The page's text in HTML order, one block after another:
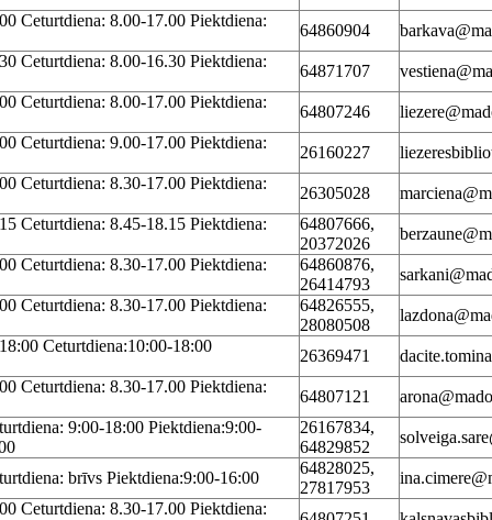
Ceturtdiena: 8.00-17.00 Piektdiena:
64860904
Ceturtdiena: 8.00-16.30 Piektdiena:
64871707
Ceturtdiena: 8.00-17.00 Piektdiena:
64807246
Ceturtdiena: 9.00-17.00 Piektdiena:
26160227
Ceturtdiena: 8.30-17.00 Piektdiena:
26305028
Ceturtdiena: 8.45-18.15 Piektdiena:
64807666,
20372026
Ceturtdiena: 8.30-17.00 Piektdiena:
64860876,
26414793
Ceturtdiena: 8.30-17.00 Piektdiena:
64826555,
28080508
Ceturtdiena:10:00-18:00
26369471
Ceturtdiena: 8.30-17.00 Piektdiena:
64807121
9:00-18:00 Piektdiena:9:00-
26167834,
64829852
brīvs Piektdiena:9:00-16:00
64828025,
27817953
Ceturtdiena: 8.30-17.00 Piektdiena: